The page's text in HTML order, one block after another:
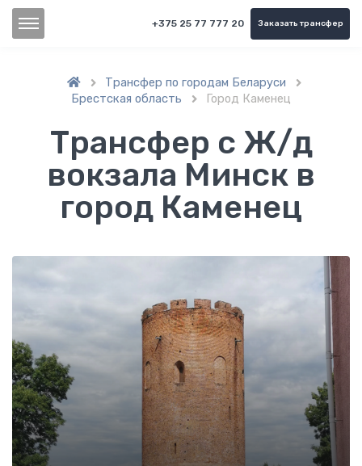
+375 25 77 777 20 Заказать трансфер
 Трансфер по городам Беларуси 
Брестская область  Город Каменец
Трансфер с Ж/д
вокзала Минск в
город Каменец